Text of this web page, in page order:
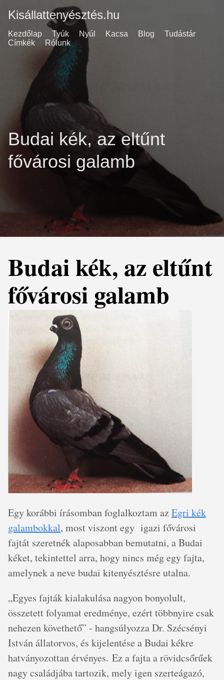
Kisállattenyésztés.hu
Kezdőlap Tyúk Nyúl Kacsa Blog
Tudástár
Címkék
Rólunk
Budai kék, az eltűnt
fővárosi galamb
Budai kék, az eltűnt
fővárosi galamb
Egy korábbi írásomban foglalkoztam azEgri kék
galambokkal, most viszont egy igazi fővárosi
fajtát szeretnék alaposabban bemutatni, a Budai
kéket, tekintettel arra, hogy nincs még egy fajta,
amelynek a neve budai kitenyésztésre utalna.
„Egyes fajták kialakulása nagyon bonyolult,
összetett folyamat eredménye, ezért többnyire csak
nehezen követhető” - hangsúlyozza Dr. Szécsényi
István állatorvos, és kijelentése a Budai kékre
hatványozottan érvényes. Ez a fajta a rövidcsőrűek
nagy családjába tartozik, mely igen szerteágazó,